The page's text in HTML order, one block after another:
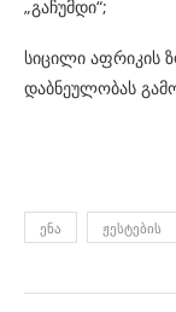
„გაჩუმდი“;
სიცილი აფრიკის
დაბნეულობას
ᲔᲜᲐ ᲟᲔᲡᲢᲔᲑᲘᲡ